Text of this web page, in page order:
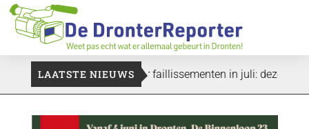
LAATSTE NIEUWS
even duren’ Vier faillissementen in juli: deze